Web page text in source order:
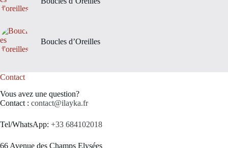
Boucles d’Oreilles
Contact
Vous avez une question?
Contact : contact@ilayka.fr
Tel/WhatsApp: +33 684102018
66 Avenue des Champs Elysées